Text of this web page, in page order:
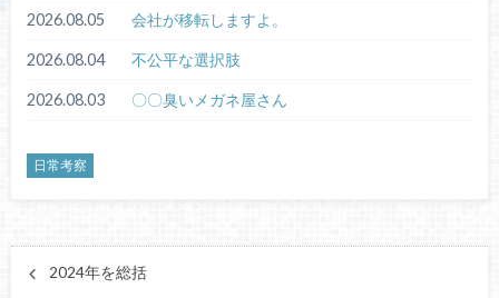
2026.08.05 会社が移転しますよ。
2026.08.04 不公平な選択肢
2026.08.03 〇〇臭いメガネ屋さん
日常考察
2024年を総括